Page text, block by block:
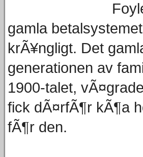
gamla
krÃ¥ngligt. Det
generationen av
1900-talet,
fick dÃ¤rfÃ¶r kÃ¶a
fÃ¶r den.